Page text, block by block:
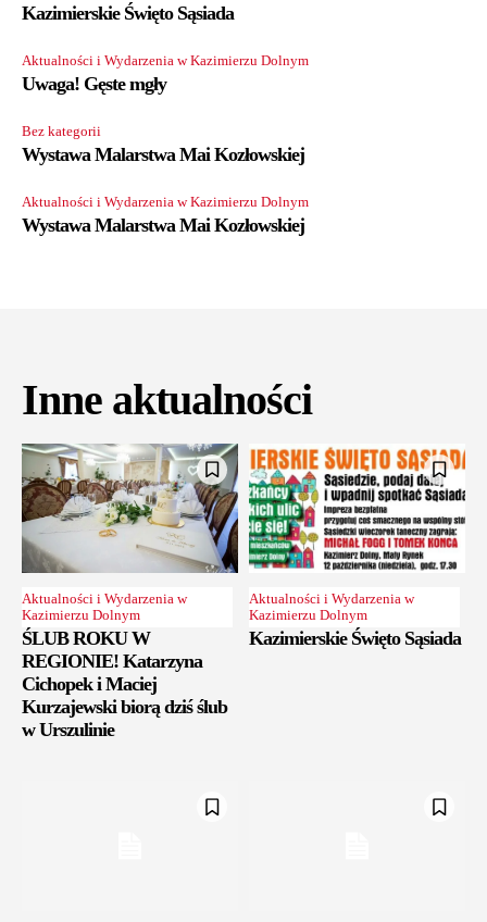
Kazimierskie Święto Sąsiada
Aktualności i Wydarzenia w Kazimierzu Dolnym
Uwaga! Gęste mgły
Bez kategorii
Wystawa Malarstwa Mai Kozłowskiej
Aktualności i Wydarzenia w Kazimierzu Dolnym
Wystawa Malarstwa Mai Kozłowskiej
Inne aktualności
Aktualności i Wydarzenia w
Kazimierzu Dolnym
ŚLUB ROKU W
REGIONIE! Katarzyna
Cichopek i Maciej
Kurzajewski biorą dziś ślub
w Urszulinie
Aktualności i Wydarzenia w
Kazimierzu Dolnym
Kazimierskie Święto Sąsiada